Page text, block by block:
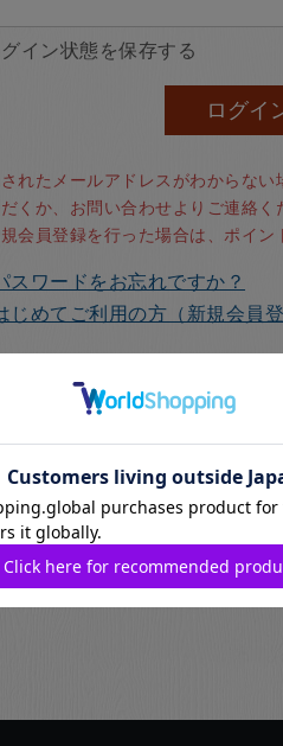
グイン状態を保存する
れたメールアドレスがわからない
くか、お問い合わせよりご連絡く
会員登録を行った場合は、ポイン
スワードをお忘れですか？
じめてご利用の方（新規会員登
当サイトはセコムトラストシステ
す。SSL対応ページからの情報送